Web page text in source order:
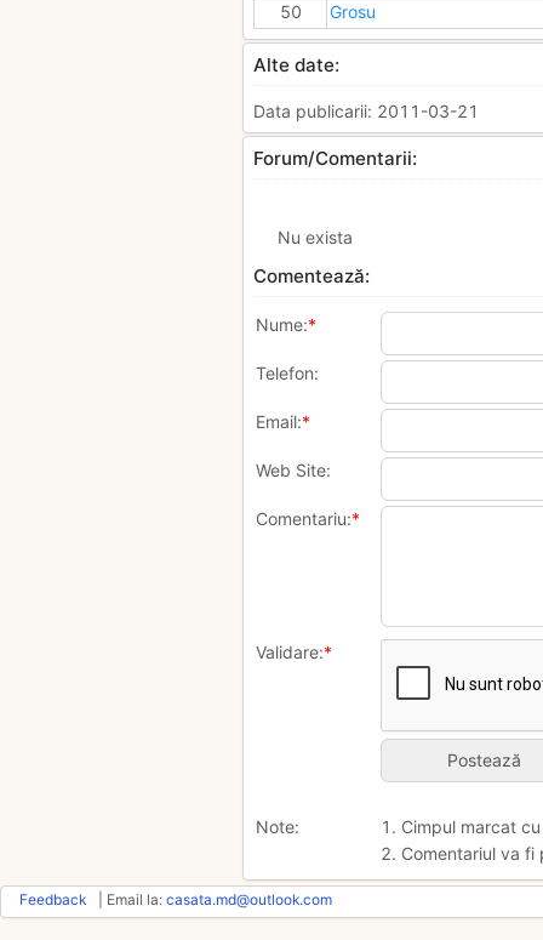
50
Grosu
Alte date:
Data publicarii: 2011-03-21
Forum/Comentarii:
Nu exista
Comentează:
Nume:*
Telefon:
Email:*
Web Site:
Comentariu:*
Validare:*
Note:
1. Cimpul marcat
2. Comentariul va
Feedback | Email la: casata.md@outlook.com